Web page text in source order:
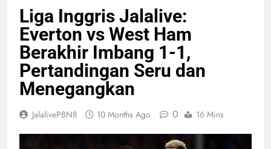
Liga Inggris Jalalive:
Everton vs West Ham
Berakhir Imbang 1-1,
Pertandingan Seru dan
Menegangkan
JalalivePBN8 10 Months Ago 0 16 Mins